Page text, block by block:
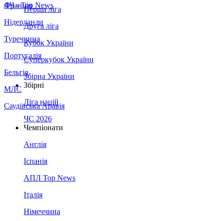
Франція
Нідерланди
Туреччина
Португалія
Бельгія
МЛС
Саудівська Аравія
ЛЧ - Top News
Перша ліга
Друга ліга
Кубок України
Суперкубок України
Збірна України
Збірні
Ліга націй
ЧС 2026
Чемпіонати
Англія
Іспанія
АПЛ Top News
Італія
Німеччина